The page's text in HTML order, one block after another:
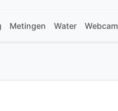
Metingen Water Webcam